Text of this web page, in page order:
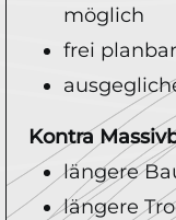
möglich
frei
Kontra
längere
längere